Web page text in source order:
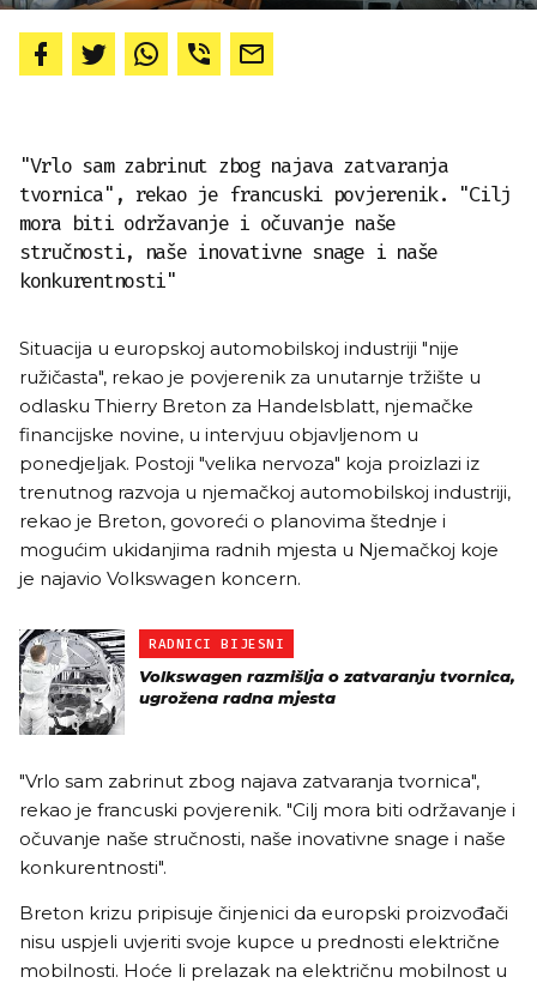
"Vrlo sam zabrinut zbog najava zatvaranja
tvornica", rekao je francuski povjerenik. "Cilj
mora biti održavanje i očuvanje naše
stručnosti, naše inovativne snage i naše
konkurentnosti"
Situacija u europskoj automobilskoj industriji "nije
ružičasta", rekao je povjerenik za unutarnje tržište u
odlasku Thierry Breton za Handelsblatt, njemačke
financijske novine, u intervjuu objavljenom u
ponedjeljak. Postoji "velika nervoza" koja proizlazi iz
trenutnog razvoja u njemačkoj automobilskoj industriji,
rekao je Breton, govoreći o planovima štednje i
mogućim ukidanjima radnih mjesta u Njemačkoj koje
je najavio Volkswagen koncern.
RADNICI BIJESNI
Volkswagen razmišlja o zatvaranju tvornica,
ugrožena radna mjesta
"Vrlo sam zabrinut zbog najava zatvaranja tvornica",
rekao je francuski povjerenik. "Cilj mora biti održavanje i
očuvanje naše stručnosti, naše inovativne snage i naše
konkurentnosti".
Breton krizu pripisuje činjenici da europski proizvođači
nisu uspjeli uvjeriti svoje kupce u prednosti električne
mobilnosti. Hoće li prelazak na električnu mobilnost u